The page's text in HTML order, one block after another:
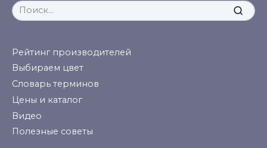
Search
for:
Рейтинг производителей
Выбираем цвет
Словарь терминов
Цены и каталог
Видео
Полезные советы